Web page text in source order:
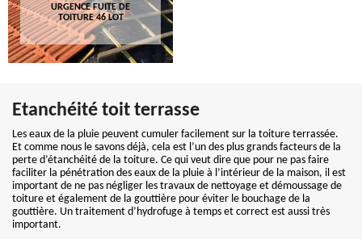
URGENCE FUITE DE
TOITURE 46 LOT
Etanchéité toit terrasse
Les eaux de la pluie peuvent cumuler facilement sur la toiture terrassée.
Et comme nous le savons déjà, cela est l’un des plus grands facteurs de la
perte d’étanchéité de la toiture. Ce qui veut dire que pour ne pas faire
faciliter la pénétration des eaux de la pluie à l’intérieur de la maison, il est
important de ne pas négliger les travaux de nettoyage et démoussage de
toiture et également de la gouttière pour éviter le bouchage de la
gouttière. Un traitement d’hydrofuge à temps et correct est aussi très
important.